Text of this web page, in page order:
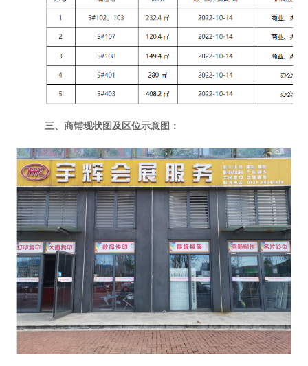
三、 商铺现状图及 区位示意图：